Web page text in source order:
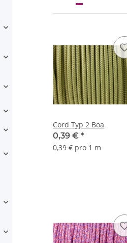
Cord Typ 2 Boa
0,39 €*
0,39 € pro 1 m